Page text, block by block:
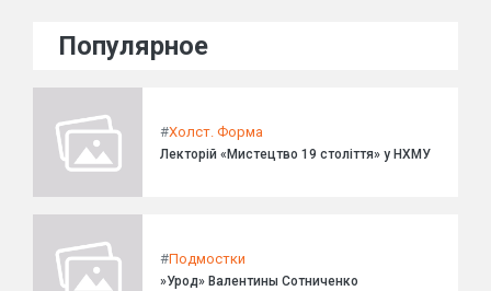
Популярное
#Холст. Форма
Лекторій «Мистецтво 19 століття» у НХМУ
#Подмостки
»Урод» Валентины Сотниченко